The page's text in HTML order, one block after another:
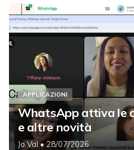
APPLICAZIONI
WhatsApp attiva le
e altre novità
Jo Val• 28/07/2026